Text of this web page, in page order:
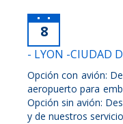
8
- LYON -CIUDAD
Opción con avión:
aeropuerto para
Opción sin avión:
y de nuestros